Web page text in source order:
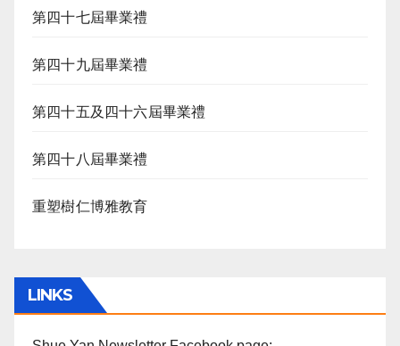
第四十七屆畢業禮
第四十九屆畢業禮
第四十五及四十六屆畢業禮
第四十八屆畢業禮
重塑樹仁博雅教育
LINKS